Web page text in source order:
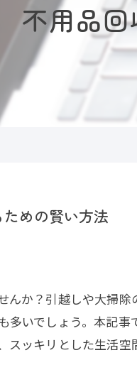
不用品
めの賢い方法
んか？引越しや大掃
多いでしょう。本記
スッキリとした生活空